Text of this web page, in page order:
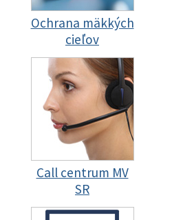
Ochrana mäkkých
cieľov
Call centrum MV
SR